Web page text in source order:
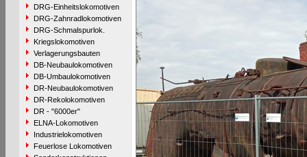
DRG-Einheitslokomotiven
DRG-Zahnradlokomotiven
DRG-Schmalspurlok.
Kriegslokomotiven
Verlagerungsbauten
DB-Neubaulokomotiven
DB-Umbaulokomotiven
DR-Neubaulokomotiven
DR-Rekolokomotiven
DR - "6000er"
ELNA-Lokomotiven
Industrielokomotiven
Feuerlose Lokomotiven